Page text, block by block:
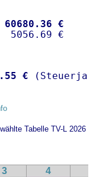
60680.36 €
€
Tabelle TV-L 2026
3 4